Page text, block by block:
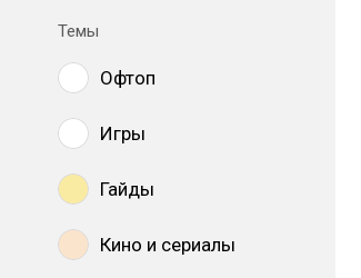
Темы
Офтоп
Игры
Гайды
Кино и сериалы